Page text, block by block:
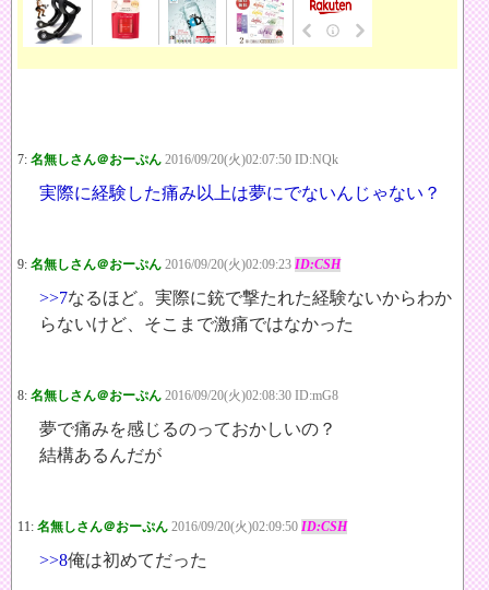
7: 名無しさん＠おーぷん 2016/09/20(火)02:07:50 ID:NQk
実際に経験した痛み以上は夢にでないんじゃない？
9: 名無しさん＠おーぷん 2016/09/20(火)02:09:23 ID:CSH
>>7なるほど。実際に銃で撃たれた経験ないからわか
らないけど、そこまで激痛ではなかった
8: 名無しさん＠おーぷん 2016/09/20(火)02:08:30 ID:mG8
夢で痛みを感じるのっておかしいの？
結構あるんだが
11: 名無しさん＠おーぷん 2016/09/20(火)02:09:50 ID:CSH
>>8俺は初めてだった